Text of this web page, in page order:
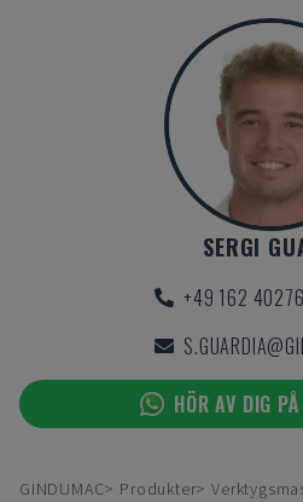
SERGI
+49 162
HÖR AV DIG
GINDUMAC Produkter